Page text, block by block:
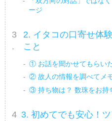
ージ
2. イタコの口寄せ体
こと
① お話を聞かせてもらい
② 故人の情報を調べてメ
③ 持ち物は？ 数珠をお持
3. 初めてでも安心！